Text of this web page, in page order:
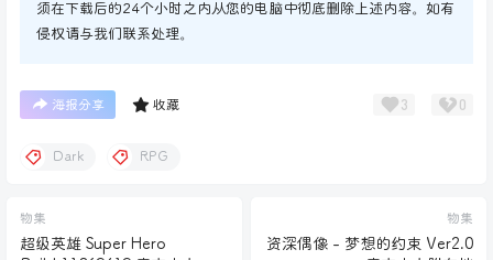
须在下载后的24个小时之内从您的电脑中彻底删除上述内容。如有
侵权请与我们联系处理。
海报分享 收藏 3 0
Dark RPG
物集
超级英雄 Super Hero
物集
资深偶像 - 梦想的约束 Ver2.0